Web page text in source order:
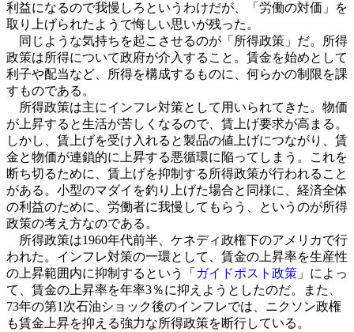
利益になるので我慢しろというわけだが、「労働の対価」を
取り上げられたようで悔しい思いが残った。
同じような気持ちを起こさせるのが「所得政策」だ。所得
政策は所得について政府が介入すること。賃金を始めとして
利子や配当など、所得を構成するものに、何らかの制限を課
すものである。
所得政策は主にインフレ対策として用いられてきた。物価
が上昇すると生活が苦しくなるので、賃上げ要求が高まる。
しかし、賃上げを受け入れると製品の値上げにつながり、賃
金と物価が連鎖的に上昇する悪循環に陥ってしまう。これを
断ち切るために、賃上げを抑制する所得政策が行われること
がある。小型のマダイを釣り上げた場合と同様に、経済全体
の利益のために、労働者に我慢してもらう、というのが所得
政策の考え方なのである。
所得政策は1960年代前半、ケネディ政権下のアメリカで行
われた。インフレ対策の一環として、賃金の上昇率を生産性
の上昇範囲内に抑制するという「 ガイドポスト政策 」によっ
て、賃金の上昇率を年率3％に抑えようとしたのだ。また、
73年の第1次石油ショック後のインフレでは、ニクソン政権
も賃金上昇を抑える強力な所得政策を断行している。